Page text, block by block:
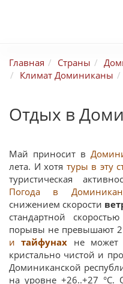
Главная Страны
Климат Доминиканы
Отдых в
Май приносит в
лета. И хотя туры в эту
туристическая
Погода в
снижением скорости
стандартной
порывы не превышают
итайфунах не может
кристально чистой и
Доминиканской
на уровне +26..+27